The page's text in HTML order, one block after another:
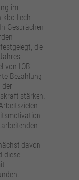
im
kbo-Lech-
Gesprächen
die
von LOB
Bezahlung
der
stärken.
davon
diese
Benutzern
zu